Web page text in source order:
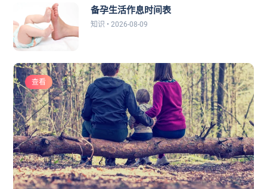
备孕生活作息时间表
知识 • 2026-08-09
查看